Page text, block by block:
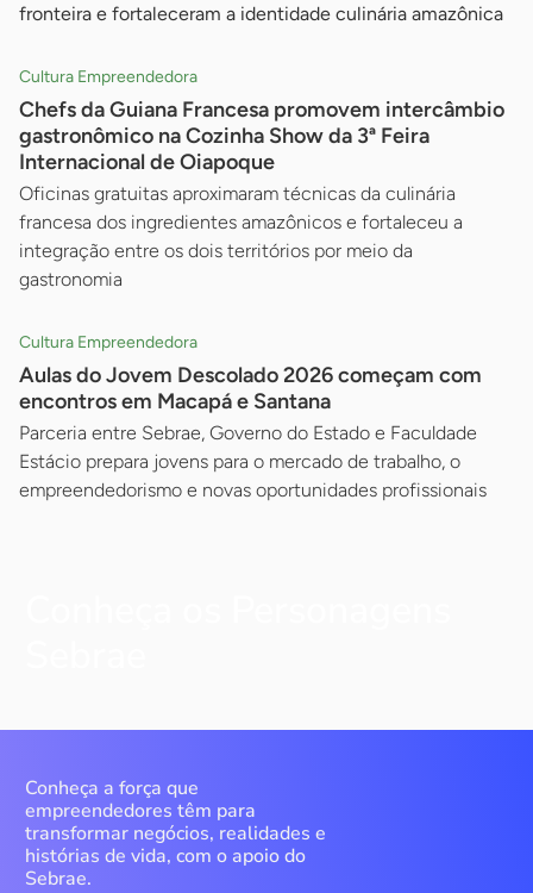
fronteira e fortaleceram a identidade culinária amazônica
Cultura Empreendedora
Chefs da Guiana Francesa promovem intercâmbio
gastronômico na Cozinha Show da 3ª Feira
Internacional de Oiapoque
Oficinas gratuitas aproximaram técnicas da culinária
francesa dos ingredientes amazônicos e fortaleceu a
integração entre os dois territórios por meio da
gastronomia
Cultura Empreendedora
Aulas do Jovem Descolado 2026 começam com
encontros em Macapá e Santana
Parceria entre Sebrae, Governo do Estado e Faculdade
Estácio prepara jovens para o mercado de trabalho, o
empreendedorismo e novas oportunidades profissionais
Conheça a força que
empreendedores têm para
transformar negócios, realidades e
histórias de vida, com o apoio do
Sebrae.